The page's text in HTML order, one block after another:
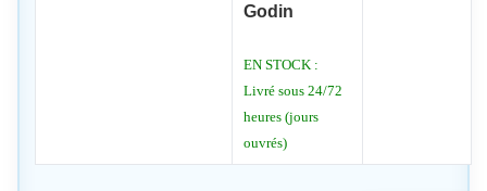
Godin
EN STOCK :
Livré sous 24/72
heures (jours
ouvrés)